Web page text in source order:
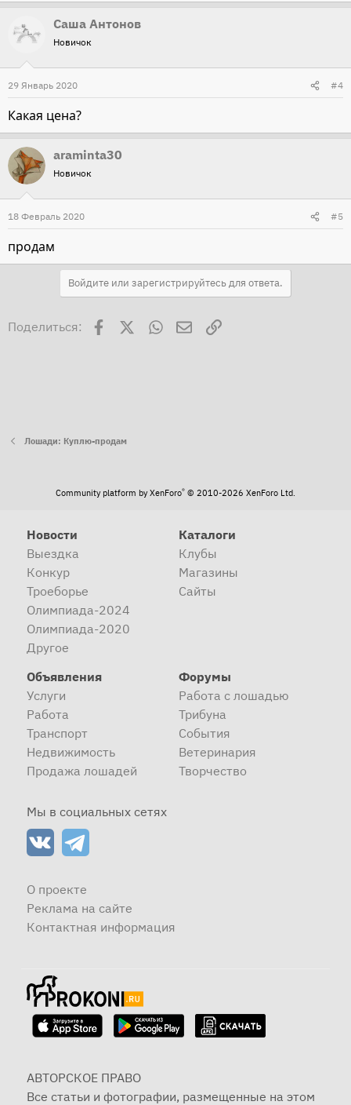
Саша Антонов
Новичок
29 Январь 2020 #4
Какая цена?
araminta30
Новичок
18 Февраль 2020 #5
продам
Войдите или зарегистрируйтесь для ответа.
Поделиться: Facebook WhatsAppЭлектронная почта
Ссылка
Лошади: Куплю-продам
Community platform by XenForo® © 2010-2026 XenForo Ltd.
Новости
Выездка
Конкур
Троеборье
Олимпиада-2024
Олимпиада-2020
Другое
Каталоги
Клубы
Магазины
Сайты
Объявления
Услуги
Работа
Транспорт
Недвижимость
Продажа лошадей
Форумы
Работа с лошадью
Трибуна
События
Ветеринария
Творчество
Мы в социальных сетях
О проекте
Реклама на сайте
Контактная информация
АВТОРСКОЕ ПРАВО
Все статьи и фотографии, размещенные на этом